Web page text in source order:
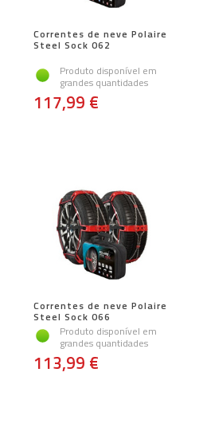
Correntes de neve Polaire
Steel Sock 062
Produto disponível em
grandes quantidades
117,99 €
Correntes de neve Polaire
Steel Sock 066
Produto disponível em
grandes quantidades
113,99 €